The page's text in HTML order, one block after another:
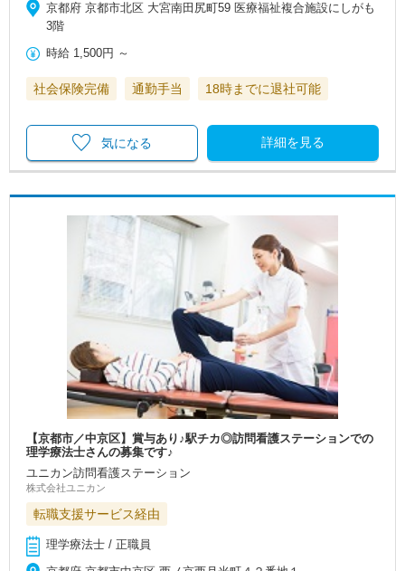
京都府 京都市北区 大宮南田尻町59 医療福祉複合施設にしがも
3階
時給 1,500円 ～
社会保険完備 通勤手当 18時までに退社可能
詳細を見る
気になる
【京都市／中京区】賞与あり♪駅チカ◎訪問看護ステーションでの
理学療法士さんの募集です♪
ユニカン訪問看護ステーション
株式会社ユニカン
転職支援サービス経由
理学療法士 / 正職員